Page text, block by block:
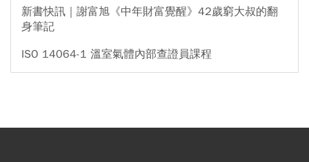
新書快訊｜謝富旭《中年財富覺醒》42歲窮大叔的翻
身筆記
ISO 14064-1 溫室氣體內部查證員課程